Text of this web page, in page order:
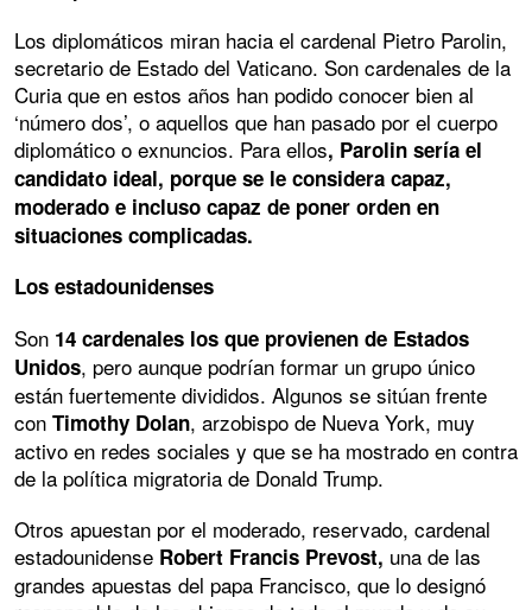
Los diplomáticos miran hacia el cardenal Pietro Parolin,
secretario de Estado del Vaticano. Son cardenales de la
Curia que en estos años han podido conocer bien al
‘número dos’, o aquellos que han pasado por el cuerpo
diplomático o exnuncios. Para ellos, Parolin sería el
candidato ideal, porque se le considera capaz,
moderado e incluso capaz de poner orden en
situaciones complicadas.
Los estadounidenses
Son 14 cardenales los que provienen de Estados
Unidos, pero aunque podrían formar un grupo único
están fuertemente divididos. Algunos se sitúan frente
con Timothy Dolan, arzobispo de Nueva York, muy
activo en redes sociales y que se ha mostrado en contra
de la política migratoria de Donald Trump.
Otros apuestan por el moderado, reservado, cardenal
estadounidense Robert Francis Prevost, una de las
grandes apuestas del papa Francisco, que lo designó